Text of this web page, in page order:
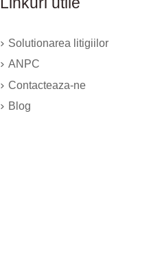
Solutionarea litigiilor
ANPC
Contacteaza-ne
Blog